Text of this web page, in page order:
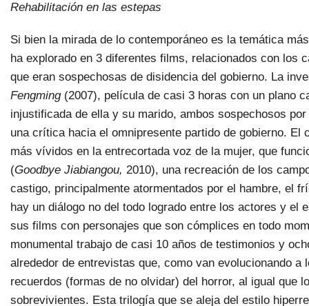
Rehabilitación en las estepas
Si bien la mirada de lo contemporáneo es la temática
ha explorado en 3 diferentes films, relacionados con los
que eran sospechosas de disidencia del gobierno. La
Fengming(2007), película de casi 3 horas con un plano
injustificada de ella y su marido, ambos sospechosos
una crítica hacia el omnipresente partido de gobierno.
más vívidos en la entrecortada voz de la mujer, que
(Goodbye Jiabiangou, 2010), una recreación de los
castigo, principalmente atormentados por el hambre, el
hay un diálogo no del todo logrado entre los actores y el
sus films con personajes que son cómplices en todo
monumental trabajo de casi 10 años de testimonios y
alrededor de entrevistas que, como van evolucionando
recuerdos (formas de no olvidar) del horror, al igual que
sobrevivientes. Esta trilogía que se aleja del estilo